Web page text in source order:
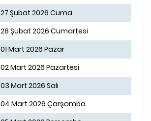
27 Şubat 2026 Cuma
28 Şubat 2026 Cumartesi
01 Mart 2026 Pazar
02 Mart 2026 Pazartesi
03 Mart 2026 Salı
04 Mart 2026 Çarşamba